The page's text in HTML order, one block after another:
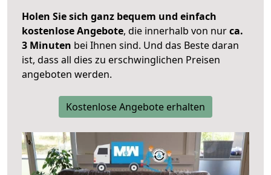
Holen Sie sich ganz bequem und einfach
kostenlose Angebote, die innerhalb von nurca.
3 Minuten bei Ihnen sind. Und das Beste daran
ist, dass all dies zu erschwinglichen Preisen
angeboten werden.
Kostenlose Angebote erhalten